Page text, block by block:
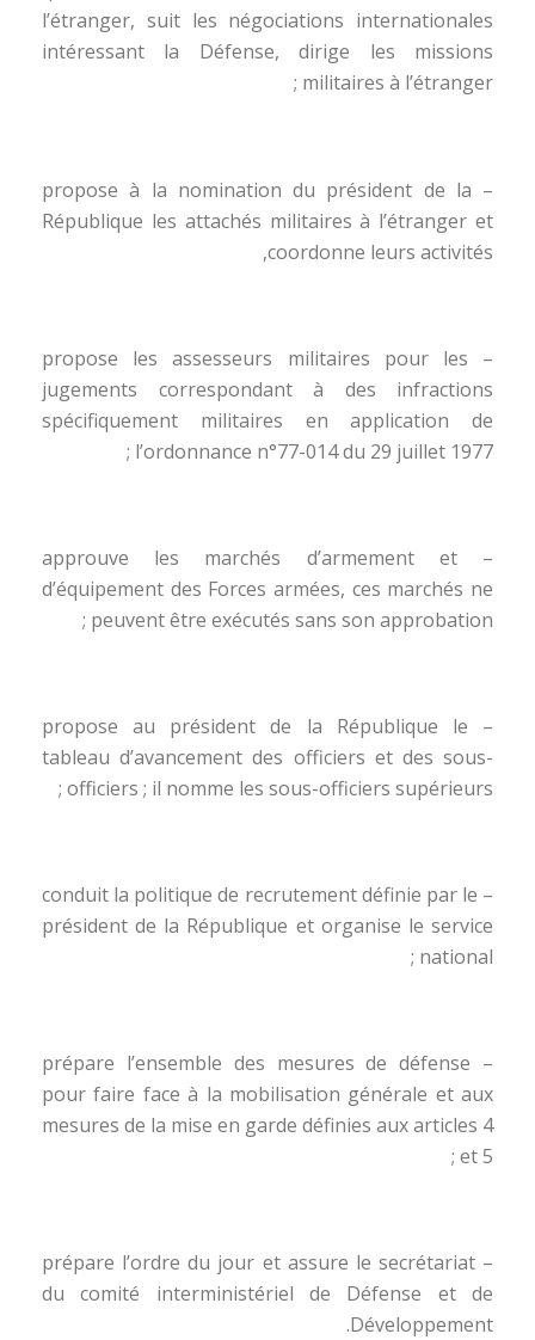
l’étranger, suit les négociations internationales
intéressant la Défense, dirige les missions
militaires à l’étranger ;
– propose à la nomination du président de la
République les attachés militaires à l’étranger et
coordonne leurs activités,
– propose les assesseurs militaires pour les
jugements correspondant à des infractions
spécifiquement militaires en application de
l’ordonnance n°77-014 du 29 juillet 1977 ;
– approuve les marchés d’armement et
d’équipement des Forces armées, ces marchés ne
peuvent être exécutés sans son approbation ;
– propose au président de la République le
tableau d’avancement des officiers et des sous-
officiers ; il nomme les sous-officiers supérieurs ;
– conduit la politique de recrutement définie par le
président de la République et organise le service
national ;
– prépare l’ensemble des mesures de défense
pour faire face à la mobilisation générale et aux
mesures de la mise en garde définies aux articles 4
et 5 ;
– prépare l’ordre du jour et assure le secrétariat
du comité interministériel de Défense et de
Développement.